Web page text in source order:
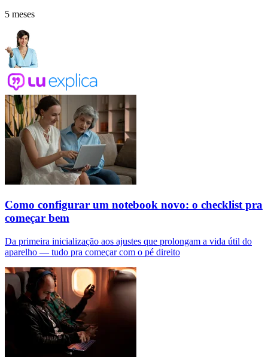
5 meses
Como configurar um notebook novo: o checklist pra
começar bem
Da primeira inicialização aos ajustes que prolongam a vida útil do
aparelho — tudo pra começar com o pé direito